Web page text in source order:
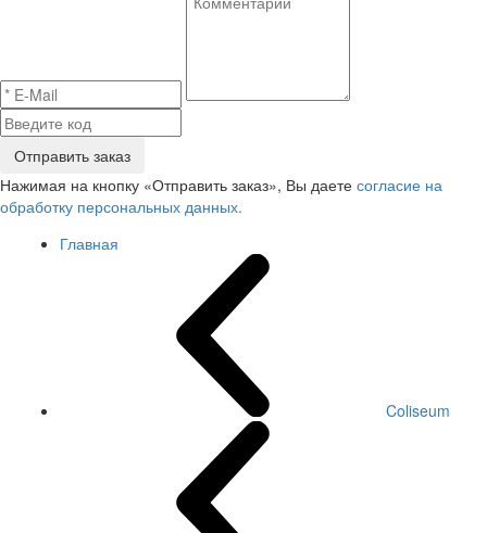
Отправить заказ
Нажимая на кнопку «Отправить заказ», Вы даете согласие на
обработку персональных данных.
Главная
Coliseum